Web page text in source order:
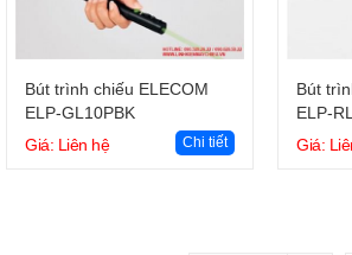
Giỏ hàng
Bút trình chiếu ELECOM
ELP-GL10PBK
Giá: Liên hệ
Chi tiết
Bút
ELP-
Giá: